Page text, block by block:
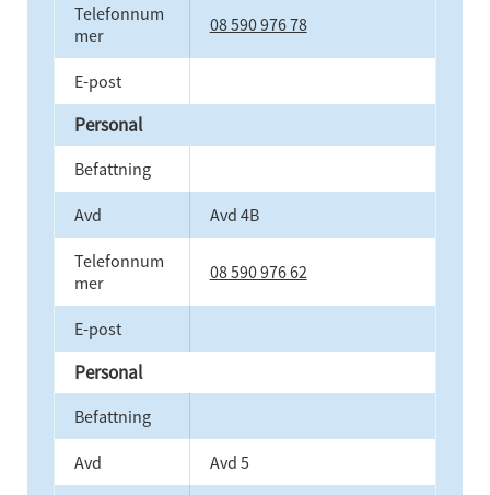
Telefonnum
mer
08 590 976 78
E-post
Personal
Befattning
Avd Avd 4B
Telefonnum
mer
08 590 976 62
E-post
Personal
Befattning
Avd Avd 5